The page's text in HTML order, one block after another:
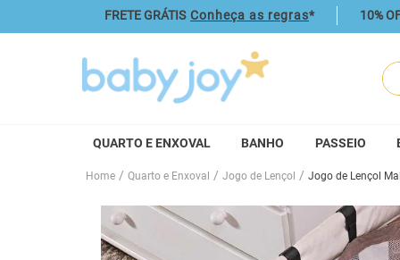
FRETE GRÁTIS Conheça as regras* 10%
O
QUARTO E ENXOVAL BANHO PASSEIO
Quarto e Enxoval Jogo de Lençol Jogo de Lençol